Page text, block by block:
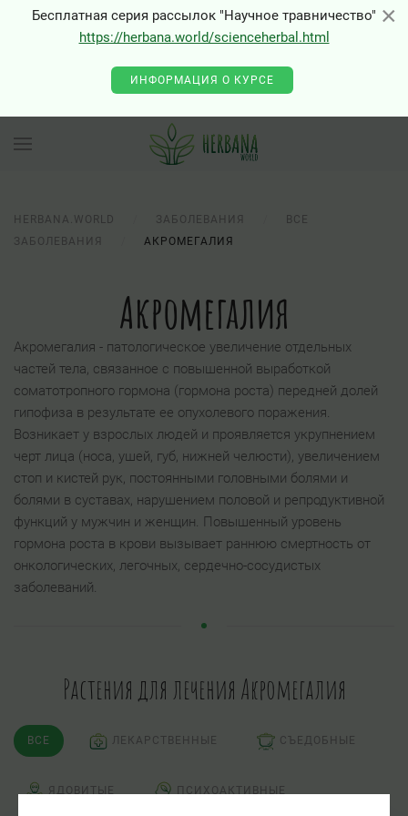
×
Бесплатная серия рассылок "Научное травничество"
https://herbana.world/scienceherbal.html
ИНФОРМАЦИЯ О КУРСЕ
HERBANA.WORLD ЗАБОЛЕВАНИЯ
ВСЕ
ЗАБОЛЕВАНИЯ
АКРОМЕГАЛИЯ
Акромегалия
Акромегалия - патологическое увеличение отдельных
частей тела, связанное с повышенной выработкой
соматотропного гормона (гормона роста) передней долей
гипофиза в результате ее опухолевого поражения.
Возникает у взрослых людей и проявляется укрупнением
черт лица (носа, ушей, губ, нижней челюсти), увеличением
стоп и кистей рук, постоянными головными болями и
болями в суставах, нарушением половой и репродуктивной
функций у мужчин и женщин. Повышенный уровень
гормона роста в крови вызывает раннюю смертность от
онкологических, легочных, сердечно-сосудистых
заболеваний.
Растения для лечения Акромегалия
ВСЕ ЛЕКАРСТВЕННЫЕ СЪЕДОБНЫЕ
ЯДОВИТЫЕ ПСИХОАКТИВНЫЕ
×
0 - Class "Joomla\Input\Json" not found